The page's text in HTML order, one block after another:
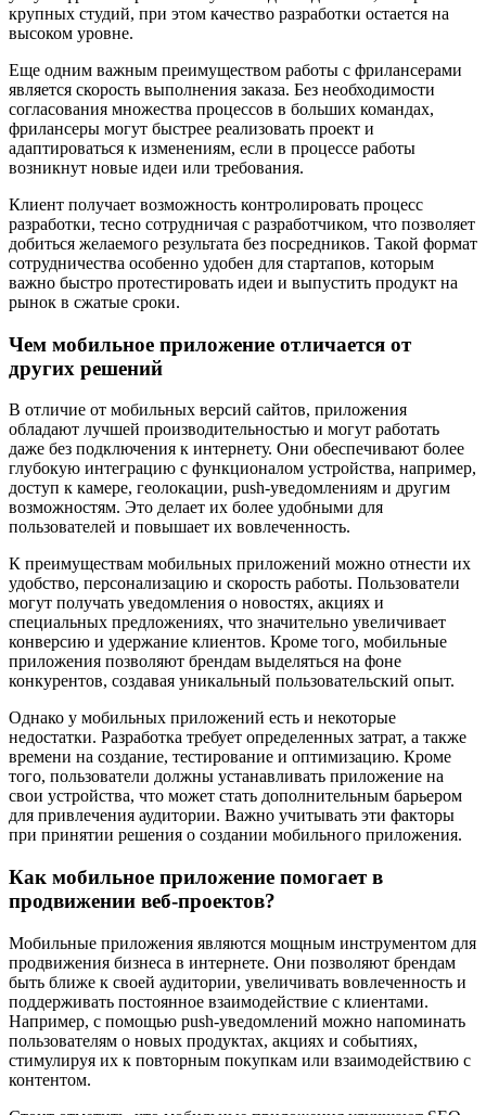
крупных студий, при этом качество разработки остается на
высоком уровне.
Еще одним важным преимуществом работы с фрилансерами
является скорость выполнения заказа. Без необходимости
согласования множества процессов в больших командах,
фрилансеры могут быстрее реализовать проект и
адаптироваться к изменениям, если в процессе работы
возникнут новые идеи или требования.
Клиент получает возможность контролировать процесс
разработки, тесно сотрудничая с разработчиком, что позволяет
добиться желаемого результата без посредников. Такой формат
сотрудничества особенно удобен для стартапов, которым
важно быстро протестировать идеи и выпустить продукт на
рынок в сжатые сроки.
Чем мобильное приложение отличается от
других решений
В отличие от мобильных версий сайтов, приложения
обладают лучшей производительностью и могут работать
даже без подключения к интернету. Они обеспечивают более
глубокую интеграцию с функционалом устройства, например,
доступ к камере, геолокации, push-уведомлениям и другим
возможностям. Это делает их более удобными для
пользователей и повышает их вовлеченность.
К преимуществам мобильных приложений можно отнести их
удобство, персонализацию и скорость работы. Пользователи
могут получать уведомления о новостях, акциях и
специальных предложениях, что значительно увеличивает
конверсию и удержание клиентов. Кроме того, мобильные
приложения позволяют брендам выделяться на фоне
конкурентов, создавая уникальный пользовательский опыт.
Однако у мобильных приложений есть и некоторые
недостатки. Разработка требует определенных затрат, а также
времени на создание, тестирование и оптимизацию. Кроме
того, пользователи должны устанавливать приложение на
свои устройства, что может стать дополнительным барьером
для привлечения аудитории. Важно учитывать эти факторы
при принятии решения о создании мобильного приложения.
Как мобильное приложение помогает в
продвижении веб-проектов?
Мобильные приложения являются мощным инструментом для
продвижения бизнеса в интернете. Они позволяют брендам
быть ближе к своей аудитории, увеличивать вовлеченность и
поддерживать постоянное взаимодействие с клиентами.
Например, с помощью push-уведомлений можно напоминать
пользователям о новых продуктах, акциях и событиях,
стимулируя их к повторным покупкам или взаимодействию с
контентом.